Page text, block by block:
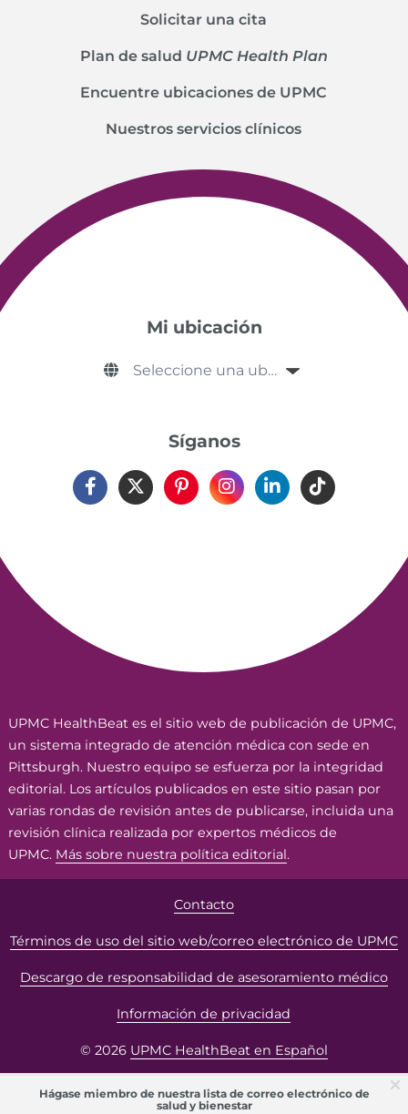
Solicitar una cita
Plan de salud UPMC Health Plan
Encuentre ubicaciones de UPMC
Nuestros servicios clínicos
Mi ubicación
Síganos
UPMC HealthBeat es el sitio web de publicación de UPMC,
un sistema integrado de atención médica con sede en
Pittsburgh. Nuestro equipo se esfuerza por la integridad
editorial. Los artículos publicados en este sitio pasan por
varias rondas de revisión antes de publicarse, incluida una
revisión clínica realizada por expertos médicos de
UPMC. Más sobre nuestra política editorial.
Contacto
Términos de uso del sitio web/correo electrónico de UPMC
Descargo de responsabilidad de asesoramiento médico
Información de privacidad
© 2026 UPMC HealthBeat en Español
Hágase miembro de nuestra lista de correo electrónico de
salud y bienestar